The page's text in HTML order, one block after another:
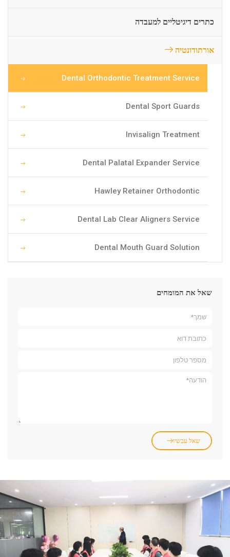
כתרים דיגיטליים למעבדה
אורתודונטיה
Dental Orthodontic Treatment Service
Dental Sport Guards
Invisalign Treatment
Dental Palatal Expander Service
Hawley Retainer Orthodontic
Dental Lab Clear Aligners Service
Dental Mouth Guard Solution
שאל את המומחים
שאל עכשיו